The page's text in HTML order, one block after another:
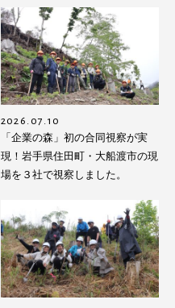
2026.07.10
「企業の森」初の合同視察が実
現！岩手県住田町・大船渡市の現
場を３社で視察しました。